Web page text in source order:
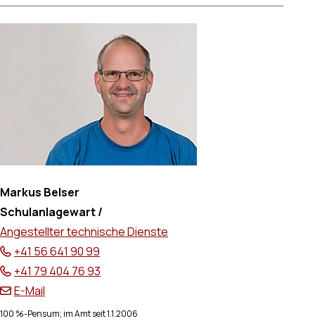
Markus Belser
Schulanlagewart /
Angestellter technische Dienste
+41 56 641 90 99
+41 79 404 76 93
E-Mail
100 %-Pensum; im Amt seit 1.1.2006